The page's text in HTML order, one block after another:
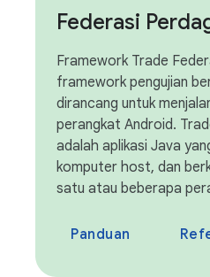
Federasi
Framework Trade
framework pengujian
dirancang untuk
perangkat Android.
adalah aplikasi Java
komputer host, dan
satu atau beberapa
Panduan